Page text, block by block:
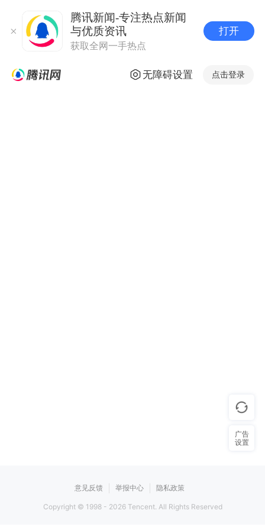
腾讯新闻-专注热点新闻
与优质资讯
获取全网一手热点
打开
无障碍设置 点击登录
意见反馈 举报中心 隐私政策
Copyright © 1998 - 2026Tencent. All Rights Reserved
广告
设置